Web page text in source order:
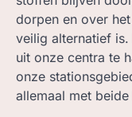
dorpen en over
veilig alternatief
uit onze centra te
onze
allemaal met